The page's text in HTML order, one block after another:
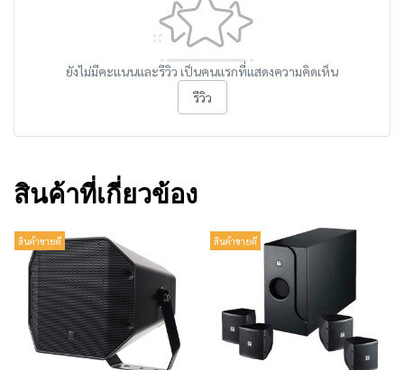
ยังไม่มีคะแนนและรีวิว เป็นคนแรกที่แสดงความคิดเห็น
รีวิว
สินค้าที่เกี่ยวข้อง
สินค้าขายดี สินค้าขายดี